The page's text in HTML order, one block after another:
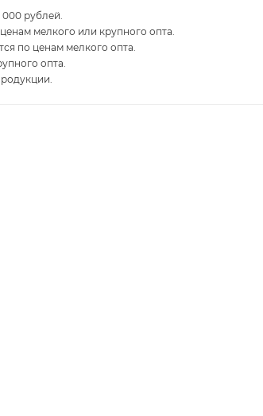
рублей.
мелкого или крупного опта.
по ценам мелкого опта.
опта.